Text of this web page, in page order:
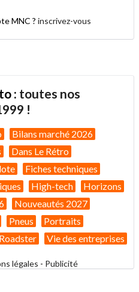
MNC ? inscrivez-vous
: toutes nos
!
Bilans marché 2026
Dans Le Rétro
Fiches techniques
High-tech
Horizons
Nouveautés 2027
Pneus
Portraits
Roadster Vie des entreprises
légales - Publicité